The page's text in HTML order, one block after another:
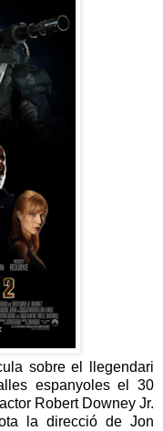
sobre el llegendari
espanyoles el 30
Robert Downey Jr.
la direcció de Jon